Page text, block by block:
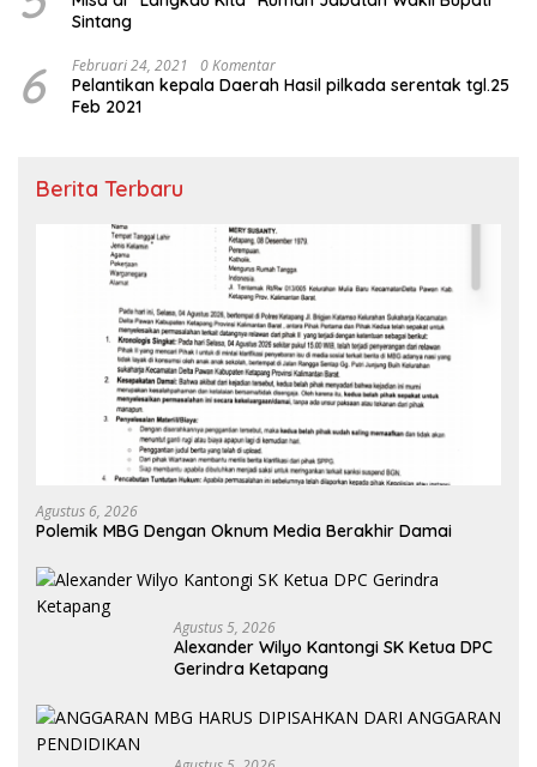
Sintang
6 Februari 24, 2021 0 Komentar
Pelantikan kepala Daerah Hasil pilkada serentak tgl.25
Feb 2021
Berita Terbaru
Agustus 6, 2026
Polemik MBG Dengan Oknum Media Berakhir Damai
Agustus 5, 2026
Alexander Wilyo Kantongi SK Ketua DPC
Gerindra Ketapang